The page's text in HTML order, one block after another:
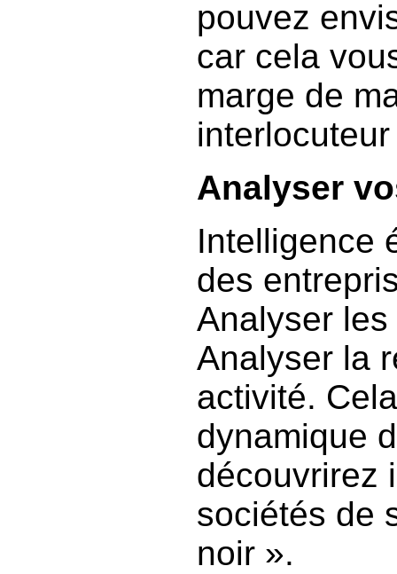
pouvez
car cela
marge de
Analyser
Intelligence
des
Analyser
Analyser la
activité.
dynamique
découvrirez
sociétés de
noir ».